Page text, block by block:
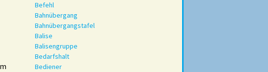
Befehl
Bahnübergang
Bahnübergangstafel
Balise
Balisengruppe
Bedarfshalt
Bediener